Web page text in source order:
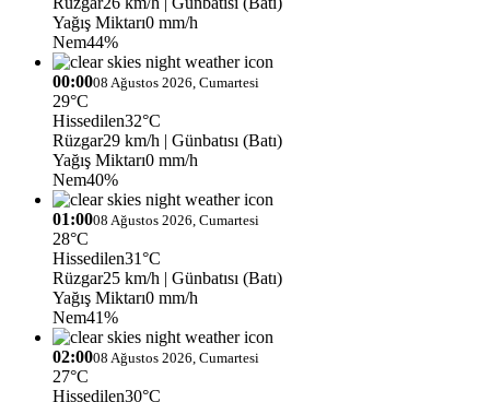
Yağış Miktarı0 mm/h
Nem44%
00:0008 Ağustos 2026, Cumartesi
29°C
Hissedilen32°C
Rüzgar29 km/h | Günbatısı (Batı)
Yağış Miktarı0 mm/h
Nem40%
01:0008 Ağustos 2026, Cumartesi
28°C
Hissedilen31°C
Rüzgar25 km/h | Günbatısı (Batı)
Yağış Miktarı0 mm/h
Nem41%
02:0008 Ağustos 2026, Cumartesi
27°C
Hissedilen30°C